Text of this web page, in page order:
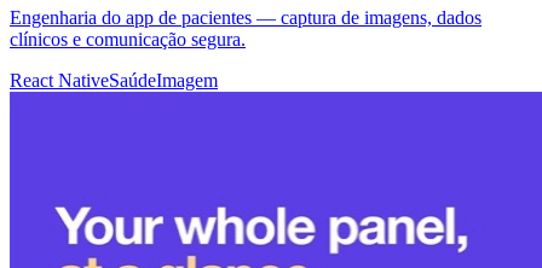
Engenharia do app de pacientes — captura de imagens, dados
clínicos e comunicação segura.
React NativeSaúdeImagem